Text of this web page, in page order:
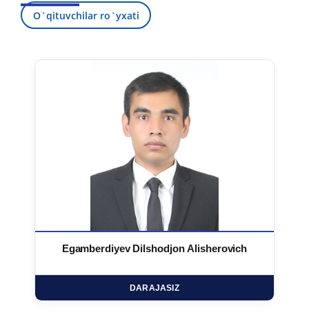
O`qituvchilar ro`yxati
Egamberdiyev Dilshodjon Alisherovich
DARAJASIZ